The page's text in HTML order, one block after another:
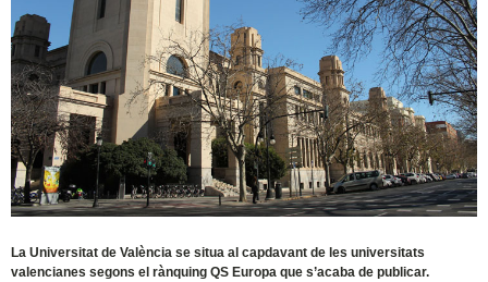
La Universitat de València se situa al capdavant de les universitats
valencianes segons el rànquing QS Europa que s’acaba de publicar.